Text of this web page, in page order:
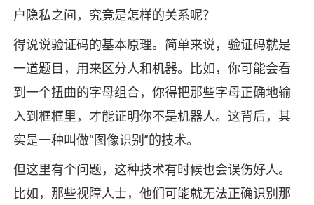
户隐私之间，究竟是怎样的关系呢？
得说说验证码的基本原理。简单来说，验证码就是
一道题目，用来区分人和机器。比如，你可能会看
到一个扭曲的字母组合，你得把那些字母正确地输
入到框框里，才能证明你不是机器人。这背后，其
实是一种叫做“图像识别”的技术。
但这里有个问题，这种技术有时候也会误伤好人。
比如，那些视障人士，他们可能就无法正确识别那